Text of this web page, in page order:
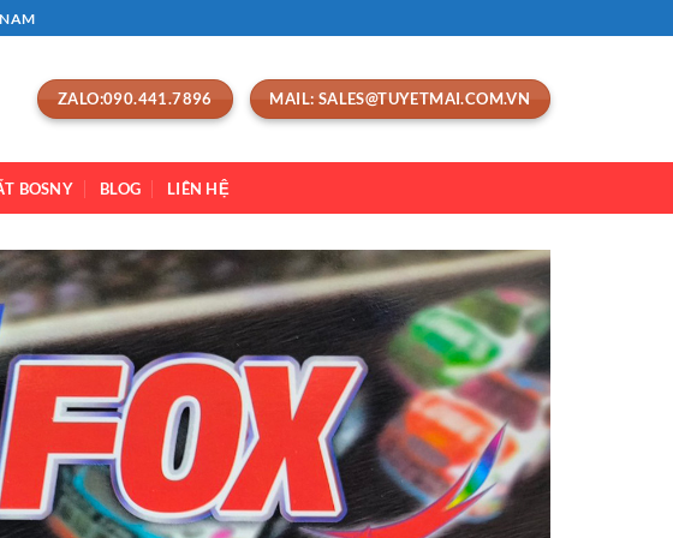
ZALO:090.441.7896 MAIL: SALES@TUYETMAI.COM.VN
BOSNY BLOG LIÊN HỆ